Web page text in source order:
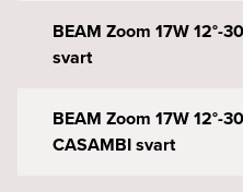
BEAM Zoom 17W 12°-
svart
BEAM Zoom 17W 12°-
CASAMBI svart